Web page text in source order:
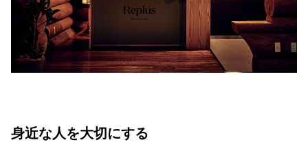
身近な人を大切にする